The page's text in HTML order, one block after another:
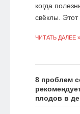
когда
свёклы. Этот
ЧИТАТЬ ДАЛЕЕ »
8 проблем
плодов в